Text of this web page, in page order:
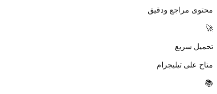
محتوى مراجع ودقيق
🚀
تحميل سريع
متاح على تيليجرام
📚